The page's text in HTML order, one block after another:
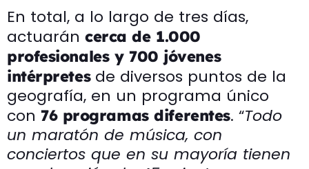
En total, a lo largo de tres días,
actuarán cerca de 1.000
profesionales y 700 jóvenes
intérpretesde diversos puntos de la
geografía, en un programa único
con 76 programas diferentes. “Todo
un maratón de música, con
conciertos que en su mayoría tienen